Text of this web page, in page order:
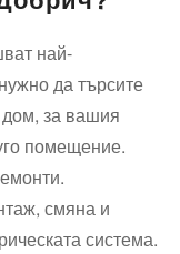
най-
да търсите
дом, за вашия
помещение.
смяна и
система.